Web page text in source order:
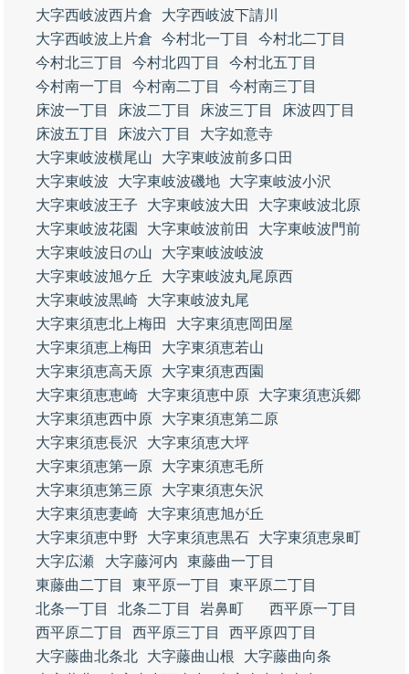
大字西岐波西片倉
大字西岐波下請川
大字西岐波上片倉
今村北一丁目
今村北二丁目
今村北三丁目
今村北四丁目
今村北五丁目
今村南一丁目
今村南二丁目
今村南三丁目
床波一丁目
床波二丁目 床波三丁目
床波四丁目
床波五丁目
床波六丁目
大字如意寺
大字東岐波横尾山
大字東岐波前多口田
大字東岐波
大字東岐波磯地
大字東岐波小沢
大字東岐波王子
大字東岐波大田
大字東岐波北原
大字東岐波花園
大字東岐波前田
大字東岐波門前
大字東岐波日の山
大字東岐波岐波
大字東岐波旭ケ丘
大字東岐波丸尾原西
大字東岐波黒崎
大字東岐波丸尾
大字東須恵北上梅田
大字東須恵岡田屋
大字東須恵上梅田
大字東須恵若山
大字東須恵高天原
大字東須恵西園
大字東須恵恵崎
大字東須恵中原
大字東須恵浜郷
大字東須恵西中原
大字東須恵第二原
大字東須恵長沢
大字東須恵大坪
大字東須恵第一原
大字東須恵毛所
大字東須恵第三原
大字東須恵矢沢
大字東須恵妻崎
大字東須恵旭が丘
大字東須恵中野
大字東須恵黒石
大字東須恵泉町
大字広瀬
大字藤河内
東藤曲一丁目
東藤曲二丁目
東平原一丁目
東平原二丁目
北条一丁目
北条二丁目 岩鼻町
西平原一丁目
西平原二丁目
西平原三丁目
西平原四丁目
大字藤曲北条北
大字藤曲山根
大字藤曲向条